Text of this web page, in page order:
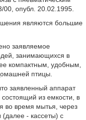
опубл. 20.02.1995.
являются большие
заявляемое
занимающихся в
компактным, удобным,
птицы.
заявленный аппарат
из емкости, в
во время мытья, через
(далее - кассеты) с